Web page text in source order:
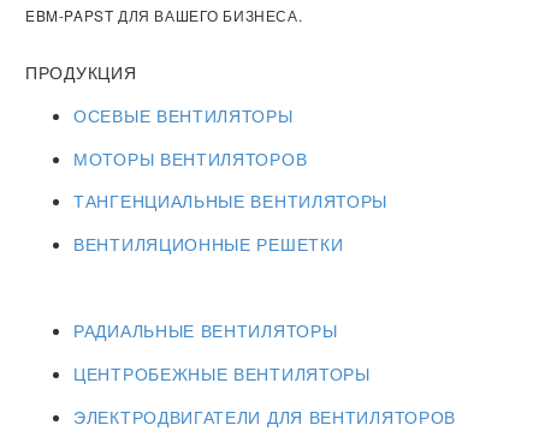
EBM-PAPST ДЛЯ ВАШЕГО БИЗНЕСА.
ПРОДУКЦИЯ
ОСЕВЫЕ ВЕНТИЛЯТОРЫ
МОТОРЫ ВЕНТИЛЯТОРОВ
ТАНГЕНЦИАЛЬНЫЕ ВЕНТИЛЯТОРЫ
ВЕНТИЛЯЦИОННЫЕ РЕШЕТКИ
РАДИАЛЬНЫЕ ВЕНТИЛЯТОРЫ
ЦЕНТРОБЕЖНЫЕ ВЕНТИЛЯТОРЫ
ЭЛЕКТРОДВИГАТЕЛИ ДЛЯ ВЕНТИЛЯТОРОВ